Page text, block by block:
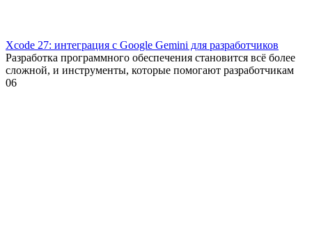
Xcode 27: интеграция с Google Gemini для разработчиков
Разработка программного обеспечения становится всё более
сложной, и инструменты, которые помогают разработчикам
06